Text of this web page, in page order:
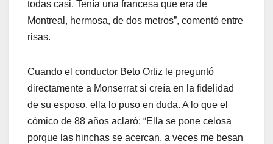
todas casi. Tenía una francesa que era de
Montreal, hermosa, de dos metros”, comentó entre
risas.
Cuando el conductor Beto Ortiz le preguntó
directamente a Monserrat si creía en la fidelidad
de su esposo, ella lo puso en duda. A lo que el
cómico de 88 años aclaró: “Ella se pone celosa
porque las hinchas se acercan, a veces me besan